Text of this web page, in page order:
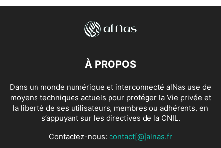
À PROPOS
Dans un monde numérique et interconnecté alNas use de
moyens techniques actuels pour protéger la Vie privée et
la liberté de ses utilisateurs, membres ou adhérents, en
s’appuyant sur les directives de la CNIL.
Contactez-nous: contact[@]alnas.fr